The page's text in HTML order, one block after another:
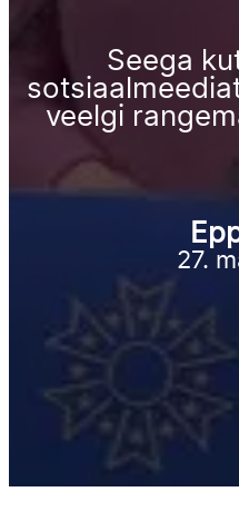
Seega
veelgi
27.